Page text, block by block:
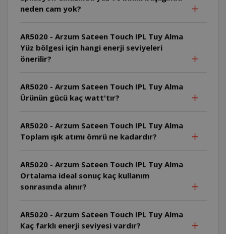
neden cam yok?
AR5020 - Arzum Sateen Touch IPL Tuy Alma
Yüz bölgesi için hangi enerji seviyeleri
önerilir?
AR5020 - Arzum Sateen Touch IPL Tuy Alma
Ürünün gücü kaç watt'tır?
AR5020 - Arzum Sateen Touch IPL Tuy Alma
Toplam ışık atımı ömrü ne kadardır?
AR5020 - Arzum Sateen Touch IPL Tuy Alma
Ortalama ideal sonuç kaç kullanım
sonrasında alınır?
AR5020 - Arzum Sateen Touch IPL Tuy Alma
Kaç farklı enerji seviyesi vardır?